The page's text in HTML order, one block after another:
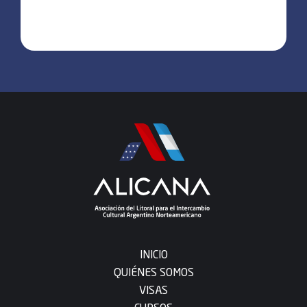
INICIO
QUIÉNES SOMOS
VISAS